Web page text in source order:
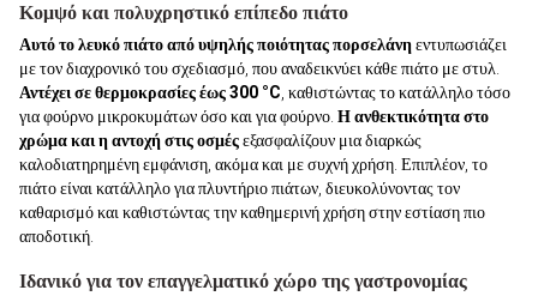
Κομψό και πολυχρηστικό επίπεδο πιάτο
Αυτό το λευκό πιάτο από υψηλής ποιότητας πορσελάνηεντυπωσιάζει
με τον διαχρονικό του σχεδιασμό, που αναδεικνύει κάθε πιάτο με στυλ.
Αντέχει σε θερμοκρασίες έως 300 °C , καθιστώντας το κατάλληλο τόσο
για φούρνο μικροκυμάτων όσο και για φούρνο. Η ανθεκτικότητα στο
χρώμα και η αντοχή στις οσμέςεξασφαλίζουν μια διαρκώς
καλοδιατηρημένη εμφάνιση, ακόμα και με συχνή χρήση. Επιπλέον, το
πιάτο είναι κατάλληλο για πλυντήριο πιάτων, διευκολύνοντας τον
καθαρισμό και καθιστώντας την καθημερινή χρήση στην εστίαση πιο
αποδοτική.
Ιδανικό για τον επαγγελματικό χώρο της γαστρονομίας